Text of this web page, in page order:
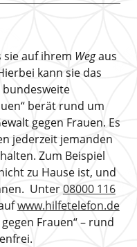
sie auf ihrem Wegaus
kann sie das
berät rund um
gegen Frauen. Es
jederzeit jemanden
Zum Beispiel
zu Hause ist, und
Unter08000 116
www.hilfetelefon.de
Frauen“ – rund